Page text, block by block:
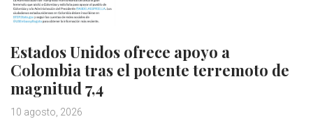
Estados Unidos ofrece apoyo a
Colombia tras el potente terremoto de
magnitud 7,4
10 agosto, 2026